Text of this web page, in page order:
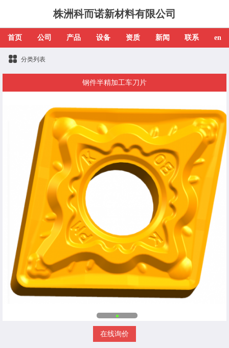
株洲科而诺新材料有限公司
首页 公司 产品 设备 资质 新闻 联系 en
分类列表
钢件半精加工车刀片
在线询价